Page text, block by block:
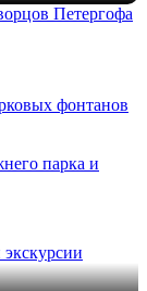
Петергофа
парка и